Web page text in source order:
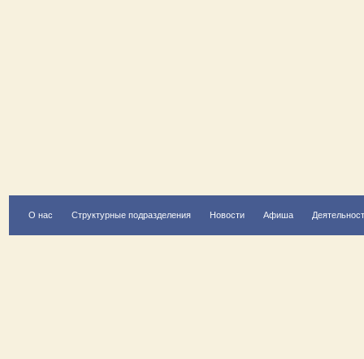
О нас Структурные подразделения Новости Афиша